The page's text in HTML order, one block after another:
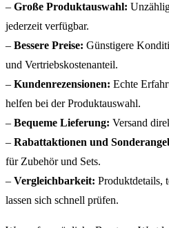
– Große Produktauswahl:
jederzeit verfügbar.
– Bessere Preise: Günstigere
und Vertriebskostenanteil.
– Kundenrezensionen: Echte
helfen bei der Produktauswahl.
– Bequeme Lieferung: Versand
– Rabattaktionen und
für Zubehör und Sets.
– Vergleichbarkeit: Produktdetails,
lassen sich schnell prüfen.